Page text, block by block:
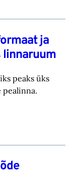
ja
peaks üks
pealinna.